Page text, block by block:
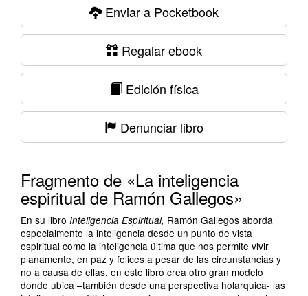
Enviar a Pocketbook
Regalar ebook
Edición física
Denunciar libro
Fragmento de «La inteligencia
espiritual de Ramón Gallegos»
En su libro Inteligencia Espiritual, Ramón Gallegos aborda
especialmente la inteligencia desde un punto de vista
espiritual como la inteligencia última que nos permite vivir
planamente, en paz y felices a pesar de las circunstancias y
no a causa de ellas, en este libro crea otro gran modelo
donde ubica –también desde una perspectiva holarquica- las